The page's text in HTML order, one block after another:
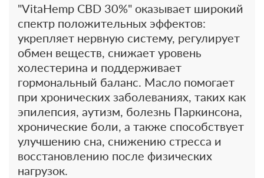
"VitaHemp CBD 30%" оказывает широкий
спектр положительных эффектов:
укрепляет нервную систему, регулирует
обмен веществ, снижает уровень
холестерина и поддерживает
гормональный баланс. Масло помогает
при хронических заболеваниях, таких как
эпилепсия, аутизм, болезнь Паркинсона,
хронические боли, а также способствует
улучшению сна, снижению стресса и
восстановлению после физических
нагрузок.